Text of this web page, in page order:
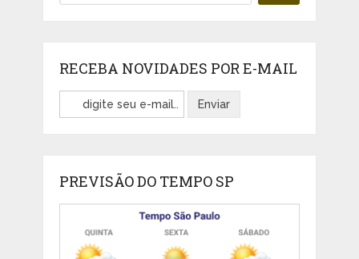
RECEBA NOVIDADES POR E-MAIL
PREVISÃO DO TEMPO SP